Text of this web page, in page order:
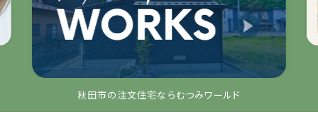
秋田市の注文住宅ならむつみワールド